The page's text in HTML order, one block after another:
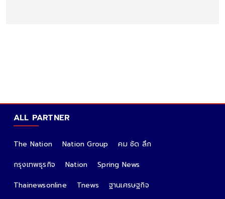
ALL PARTNER
The Nation Nation Group
คม ชัด ลึก
กรุงเทพธุรกิจ
Nation
Spring News
Thainewsonline
Tnews ฐานเศรษฐกิจ